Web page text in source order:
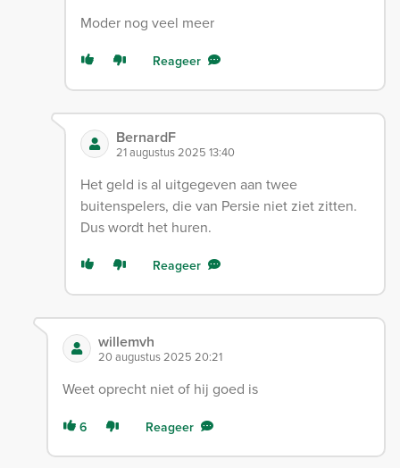
Moder nog veel meer
Reageer
BernardF
21 augustus 2025 13:40
Het geld is al uitgegeven aan twee
buitenspelers, die van Persie niet ziet zitten.
Dus wordt het huren.
Reageer
willemvh
20 augustus 2025 20:21
Weet oprecht niet of hij goed is
6 Reageer